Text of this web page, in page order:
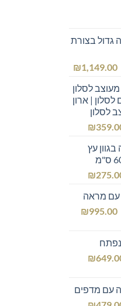
גדול בצורת
המחיר
היה:
₪1,200.00.
₪1,149.00
המחיר
הוא:
₪1,149.00.
לסלון
לסלון | ארון
לסלון
₪המחיר
הוא:עץ
₪המחיר
הוא:
₪275.00.
עם מראה
המחיר
₪1,250.00.
₪995.00
המחיר
נפתח
₪המחיר
₪649.00.עם מדפים